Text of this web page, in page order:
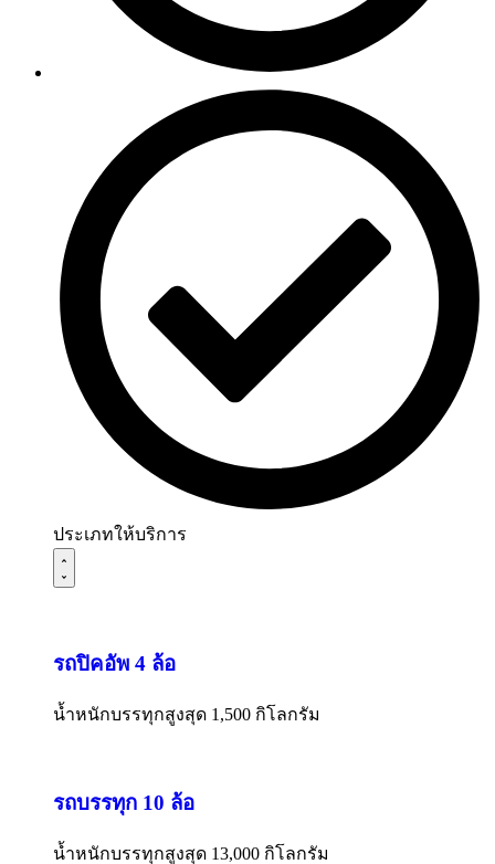
ประเภทให้บริการ
รถปิคอัพ 4 ล้อ
น้ำหนักบรรทุกสูงสุด 1,500 กิโลกรัม
รถบรรทุก 10 ล้อ
น้ำหนักบรรทุกสูงสุด 13,000 กิโลกรัม